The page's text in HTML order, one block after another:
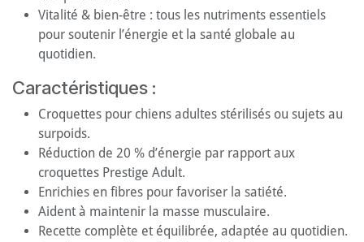
Vitalité & bien-être : tous les nutriments essentiels
pour soutenir l’énergie et la santé globale au
quotidien.
Caractéristiques :
Croquettes pour chiens adultes stérilisés ou sujets au
surpoids.
Réduction de 20 % d’énergie par rapport aux
croquettes Prestige Adult.
Enrichies en fibres pour favoriser la satiété.
Aident à maintenir la masse musculaire.
Recette complète et équilibrée, adaptée au quotidien.